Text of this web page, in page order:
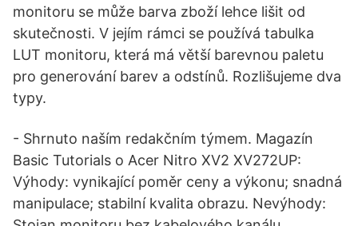
monitoru se může barva zboží lehce lišit od
skutečnosti. V jejím rámci se používá tabulka
LUT monitoru, která má větší barevnou paletu
pro generování barev a odstínů. Rozlišujeme dva
typy.
- Shrnuto naším redakčním týmem. Magazín
Basic Tutorials o Acer Nitro XV2 XV272UP:
Výhody: vynikající poměr ceny a výkonu; snadná
manipulace; stabilní kvalita obrazu. Nevýhody: